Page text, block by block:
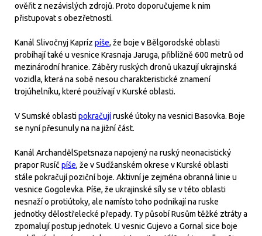
ověřit z nezávislých zdrojů. Proto doporučujeme k nim
přistupovat s obezřetností.
Kanál Slivočnyj Kapríz píše, že boje v Bělgorodské oblasti
probíhají také u vesnice Krasnaja Jaruga, přibližně 600 metrů od
mezinárodní hranice. Záběry ruských dronů ukazují ukrajinská
vozidla, která na sobě nesou charakteristické znamení
trojúhelníku, které používají v Kurské oblasti.
V Sumské oblastipokračujíruské útoky na vesnici Basovka. Boje
se nyní přesunuly na na jižní část.
Kanál ArchandělSpetsnaza napojený na ruský neonacistický
prapor Rusíč píše, že v Sudžanském okrese v Kurské oblasti
stále pokračují poziční boje. Aktivní je zejména obranná linie u
vesnice Gogolevka. Píše, že ukrajinské síly se v této oblasti
nesnaží o protiútoky, ale namísto toho podnikají na ruske
jednotky dělostřelecké přepady. Ty působí Rusům těžké ztráty a
zpomalují postup jednotek. U vesnic Gujevo a Gornal sice boje